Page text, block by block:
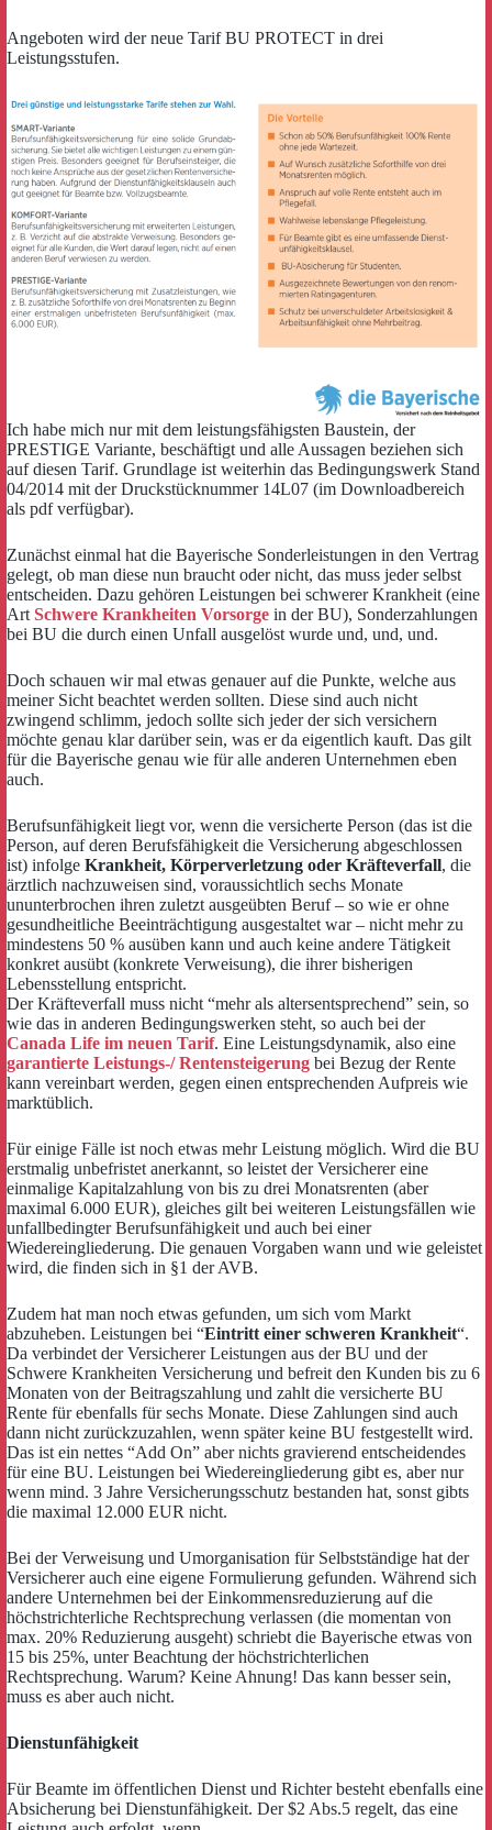
Angeboten wird der neue Tarif BU PROTECT in drei
Leistungsstufen.
Ich habe mich nur mit dem leistungsfähigsten Baustein, der
PRESTIGE Variante, beschäftigt und alle Aussagen beziehen sich
auf diesen Tarif. Grundlage ist weiterhin das Bedingungswerk Stand
04/2014 mit der Druckstücknummer 14L07 (im Downloadbereich
als pdf verfügbar).
Zunächst einmal hat die Bayerische Sonderleistungen in den Vertrag
gelegt, ob man diese nun braucht oder nicht, das muss jeder selbst
entscheiden. Dazu gehören Leistungen bei schwerer Krankheit (eine
Art Schwere Krankheiten Vorsorge in der BU), Sonderzahlungen
bei BU die durch einen Unfall ausgelöst wurde und, und, und.
Doch schauen wir mal etwas genauer auf die Punkte, welche aus
meiner Sicht beachtet werden sollten. Diese sind auch nicht
zwingend schlimm, jedoch sollte sich jeder der sich versichern
möchte genau klar darüber sein, was er da eigentlich kauft. Das gilt
für die Bayerische genau wie für alle anderen Unternehmen eben
auch.
Berufsunfähigkeit liegt vor, wenn die versicherte Person (das ist die
Person, auf deren Berufsfähigkeit die Versicherung abgeschlossen
ist) infolge Krankheit, Körperverletzung oder Kräfteverfall, die
ärztlich nachzuweisen sind, voraussichtlich sechs Monate
ununterbrochen ihren zuletzt ausgeübten Beruf – so wie er ohne
gesundheitliche Beeinträchtigung ausgestaltet war – nicht mehr zu
mindestens 50 % ausüben kann und auch keine andere Tätigkeit
konkret ausübt (konkrete Verweisung), die ihrer bisherigen
Lebensstellung entspricht.
Der Kräfteverfall muss nicht “mehr als altersentsprechend” sein, so
wie das in anderen Bedingungswerken steht, so auch bei der
Canada Life im neuen Tarif. Eine Leistungsdynamik, also eine
garantierte Leistungs-/ Rentensteigerung bei Bezug der Rente
kann vereinbart werden, gegen einen entsprechenden Aufpreis wie
marktüblich.
Für einige Fälle ist noch etwas mehr Leistung möglich. Wird die BU
erstmalig unbefristet anerkannt, so leistet der Versicherer eine
einmalige Kapitalzahlung von bis zu drei Monatsrenten (aber
maximal 6.000 EUR), gleiches gilt bei weiteren Leistungsfällen wie
unfallbedingter Berufsunfähigkeit und auch bei einer
Wiedereingliederung. Die genauen Vorgaben wann und wie geleistet
wird, die finden sich in §1 der AVB.
Zudem hat man noch etwas gefunden, um sich vom Markt
abzuheben. Leistungen bei “Eintritt einer schweren Krankheit“.
Da verbindet der Versicherer Leistungen aus der BU und der
Schwere Krankheiten Versicherung und befreit den Kunden bis zu 6
Monaten von der Beitragszahlung und zahlt die versicherte BU
Rente für ebenfalls für sechs Monate. Diese Zahlungen sind auch
dann nicht zurückzuzahlen, wenn später keine BU festgestellt wird.
Das ist ein nettes “Add On” aber nichts gravierend entscheidendes
für eine BU. Leistungen bei Wiedereingliederung gibt es, aber nur
wenn mind. 3 Jahre Versicherungsschutz bestanden hat, sonst gibts
die maximal 12.000 EUR nicht.
Bei der Verweisung und Umorganisation für Selbstständige hat der
Versicherer auch eine eigene Formulierung gefunden. Während sich
andere Unternehmen bei der Einkommensreduzierung auf die
höchstrichterliche Rechtsprechung verlassen (die momentan von
max. 20% Reduzierung ausgeht) schriebt die Bayerische etwas von
15 bis 25%, unter Beachtung der höchstrichterlichen
Rechtsprechung. Warum? Keine Ahnung! Das kann besser sein,
muss es aber auch nicht.
Dienstunfähigkeit
Für Beamte im öffentlichen Dienst und Richter besteht ebenfalls eine
Absicherung bei Dienstunfähigkeit. Der $2 Abs.5 regelt, das eine